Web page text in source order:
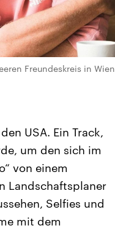
Freundeskreis in Wien
USA. Ein Track,
um den sich im
von einem
Landschaftsplaner
Selfies und
mit dem